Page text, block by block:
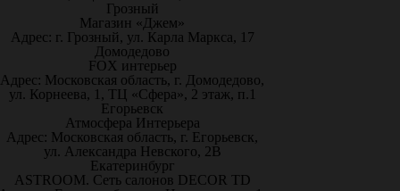
Грозный
Магазин «Джем»
Адрес: г. Грозный, ул. Карла Маркса, 17
Домодедово
FOX интерьер
Адрес: Московская область, г. Домодедово,
ул. Корнеева, 1, ТЦ «Сфера», 2 этаж, п.1
Егорьевск
Атмосфера Интерьера
Адрес: Московская область, г. Егорьевск,
ул. Александра Невского, 2В
Екатеринбург
ASTROOM. Сеть салонов DECOR TD